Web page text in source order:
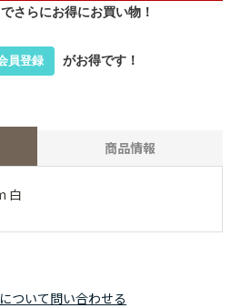
でさらにお得にお買い物！
員登録 がお得です！
商品情報
白
ついて問い合わせる